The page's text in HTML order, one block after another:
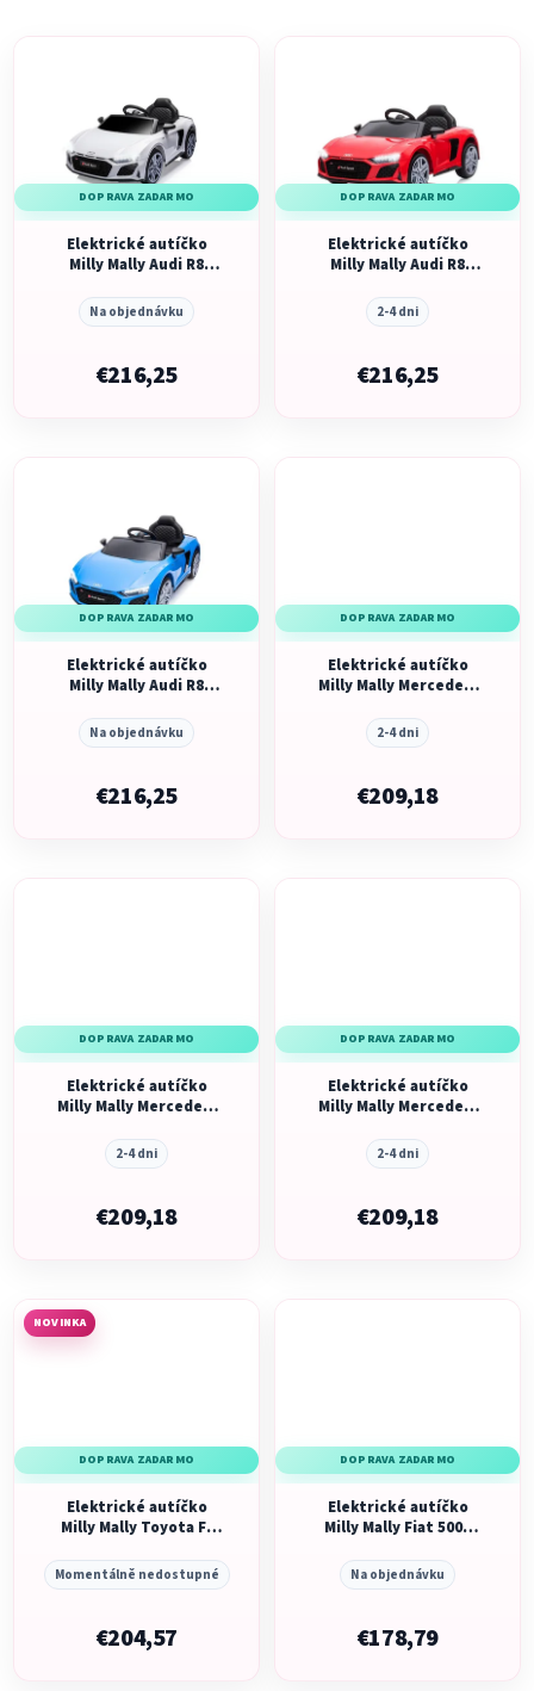
u
k
p
r
DOPRAVA ZADARMO
Elektrické autíčko
Milly Mally Audi R8
Na objednávku
€216,25
DOPRAVA ZADARMO
Elektrické autíčko
Milly Mally Audi R8
2-4 dni
€216,25
DOPRAVA ZADARMO
Elektrické autíčko
Milly Mally Audi R8
Na objednávku
€216,25
DOPRAVA ZADARMO
Elektrické autíčko
Milly Mally Mercedes-
2-4 dni
€209,18
DOPRAVA ZADARMO
Elektrické autíčko
Milly Mally Mercedes-
2-4 dni
€209,18
DOPRAVA ZADARMO
Elektrické autíčko
Milly Mally Mercedes-
2-4 dni
€209,18
NOVINKA
DOPRAVA ZADARMO
Elektrické autíčko
Milly Mally Toyota FJ
Momentálně nedostupné
€204,57
DOPRAVA ZADARMO
Elektrické autíčko
Milly Mally Fiat 500e
Na objednávku
€178,79